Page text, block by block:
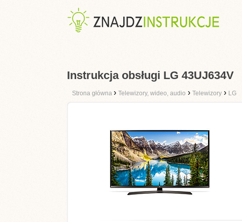
Instrukcja obsługi LG 43UJ634V
Strona główna › Telewizory, wideo, audio › Telewizory › LG